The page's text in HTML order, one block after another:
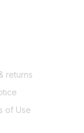
returns
of Use